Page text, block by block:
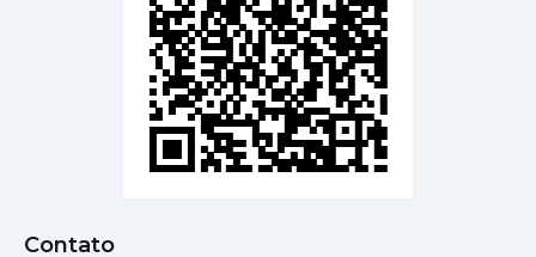
Contato